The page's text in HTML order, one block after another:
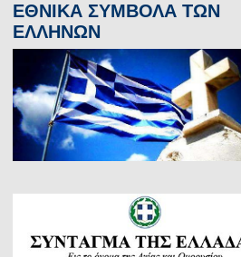
ΕΘΝΙΚΑ ΣΥΜΒΟΛΑ ΤΩΝ
ΕΛΛΗΝΩΝ